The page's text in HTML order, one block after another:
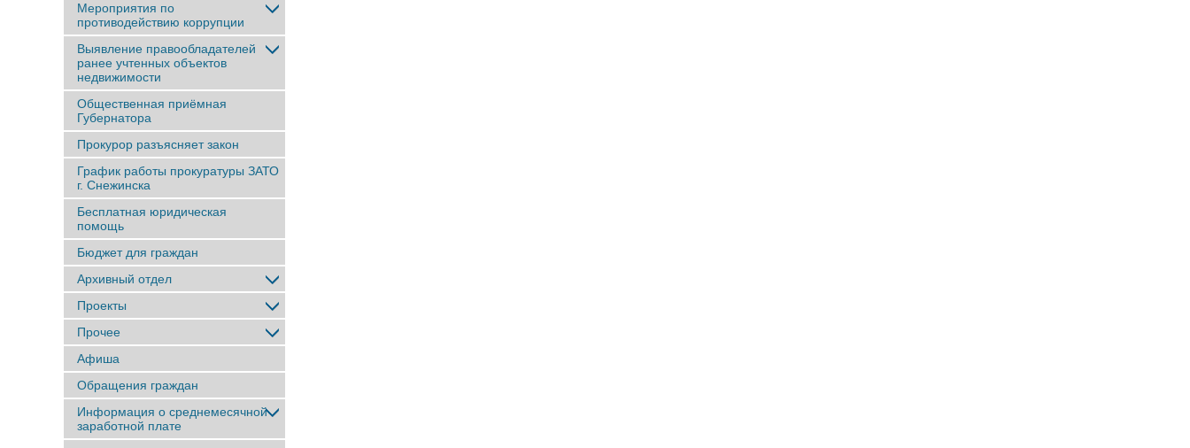
Мероприятия по
противодействию коррупции
Выявление правообладателей
ранее учтенныx объектов
недвижимости
Общественная приёмная
Губернатора
Прокурор разъясняет закон
График работы прокуратуры ЗАТО
г. Снежинска
Бесплатная юридическая
помощь
Бюджет для граждан
Архивный отдел
Проекты
Прочее
Афиша
Обращения граждан
Информация о среднемесячной
заработной плате